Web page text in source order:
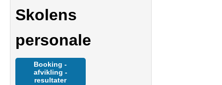
Skolens
personale
Booking -
afvikling -
resultater